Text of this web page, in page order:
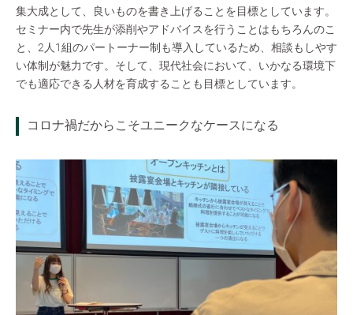
集大成として、良いものを書き上げることを目標としています。
セミナー内で先生が添削やアドバイスを行うことはもちろんのこ
と、2人1組のパートーナー制も導入しているため、相談もしやす
い体制が魅力です。そして、現代社会において、いかなる環境下
でも適応できる人材を育成することも目標としています。
コロナ禍だからこそユニークなケースになる